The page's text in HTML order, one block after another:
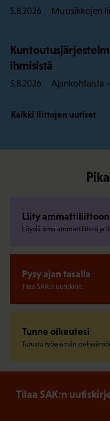
5.8.2026 Muusikkojen
ihmisistä
5.8.2026 Ajankohtaista
Kaikki liittojen uutiset
Liity ammattiliittoon
Löydä oma ammattiliittosi ja
Pysy ajan tasalla
Tilaa SAK:n uutiskirje.
Tunne oikeutesi
Tutustu työelämän
Tilaa SAK:n